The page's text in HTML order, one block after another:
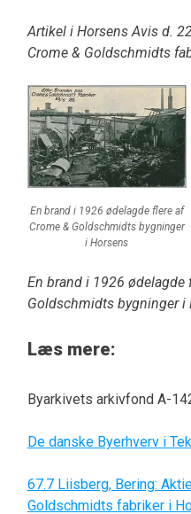
Artikel i Horsens Avis d.
Crome & Goldschmidts
En brand i 1926 ødelagde flere af
Crome & Goldschmidts bygninger
i Horsens
En brand i 1926 ødelagde
Goldschmidts bygninger i
Læs mere:
Byarkivets arkivfond A-
De danske Byerhverv i
67.7 Liisberg, Bering:
Goldschmidts fabriker i